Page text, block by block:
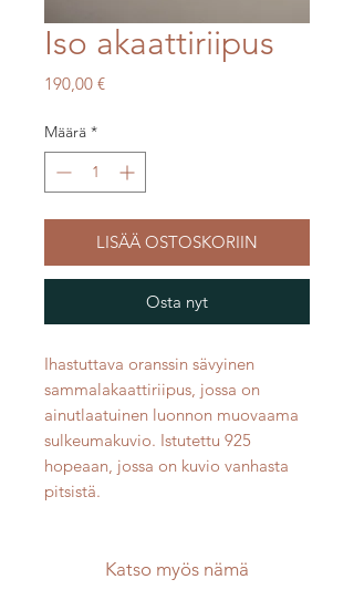
Iso akaattiriipus
190,00 €Hinta
Määrä *
LISÄÄ OSTOSKORIIN
Osta nyt
Ihastuttava oranssin sävyinen
sammalakaattiriipus, jossa on
ainutlaatuinen luonnon muovaama
sulkeumakuvio. Istutettu 925
hopeaan, jossa on kuvio vanhasta
pitsistä.
Katso myös nämä